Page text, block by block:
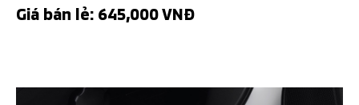
Giá bán lẻ: 645,000 VNĐ